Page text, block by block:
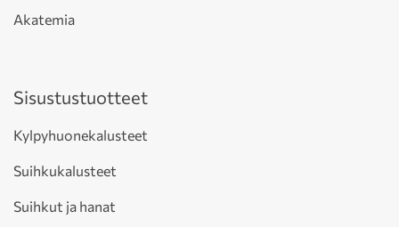
Akatemia
Sisustustuotteet
Kylpyhuonekalusteet
Suihkukalusteet
Suihkut ja hanat